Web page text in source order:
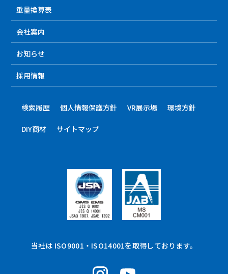
重量換算表
会社案内
お知らせ
採用情報
検索履歴 個人情報保護方針 VR展示場 環境方針
DIY商材 サイトマップ
当社は ISO9001・ISO14001を取得しております。